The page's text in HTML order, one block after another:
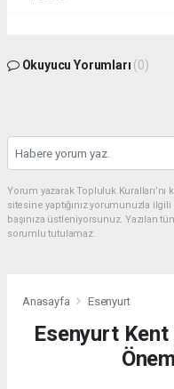
Okuyucu Yorumları (0)
Yorum yazarak Topluluk
sitesine yaptığınız yorumunuzla
başınıza üstleniyorsunuz. Yazılan
sorumlu tutulamaz.
Anasayfa Esenyurt
Esenyurt